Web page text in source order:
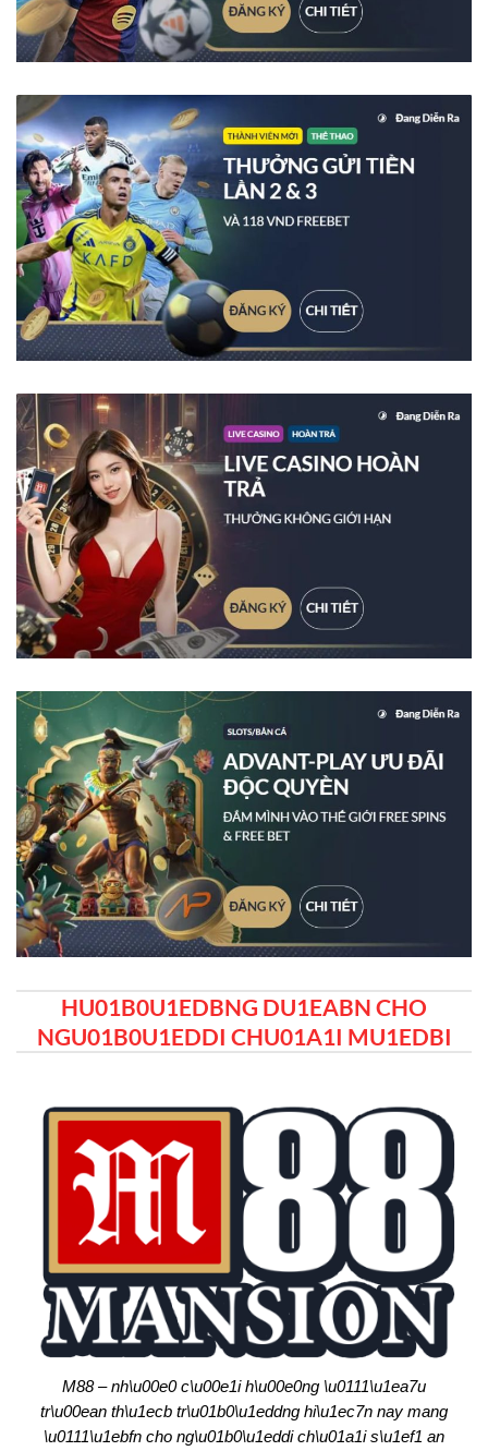
HU01B0U1EDBNG DU1EABN CHO
NGU01B0U1EDDI CHU01A1I MU1EDBI
M88 – nh\u00e0 c\u00e1i h\u00e0ng \u0111\u1ea7u
tr\u00ean th\u1ecb tr\u01b0\u1eddng hi\u1ec7n nay mang
\u0111\u1ebfn cho ng\u01b0\u1eddi ch\u01a1i s\u1ef1 an